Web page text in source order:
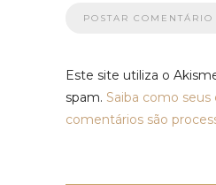
Este site utiliza o
spam. Saiba como seus
comentários são